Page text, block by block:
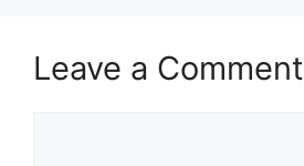
Leave a Comment